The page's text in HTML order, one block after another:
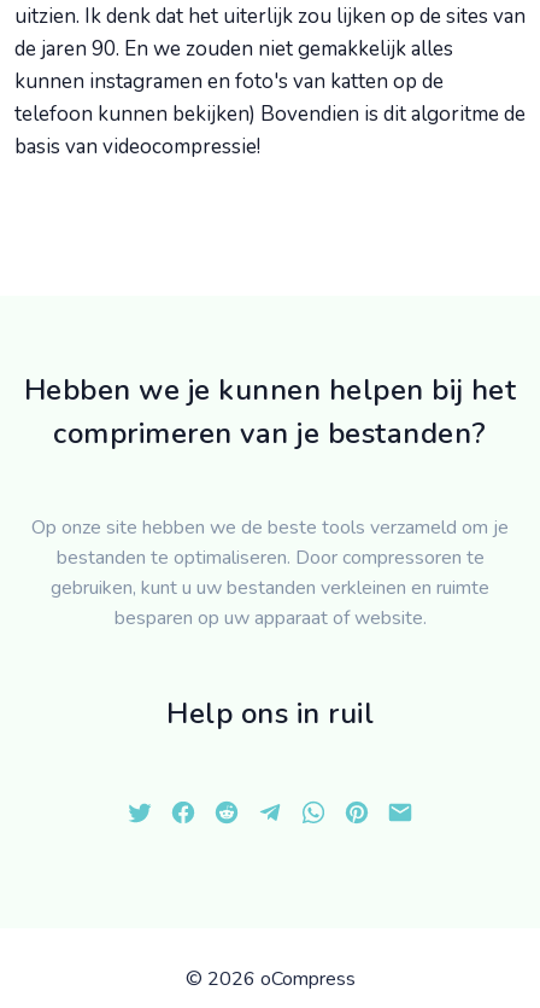
uitzien. Ik denk dat het uiterlijk zou lijken op de sites van
de jaren 90. En we zouden niet gemakkelijk alles
kunnen instagramen en foto's van katten op de
telefoon kunnen bekijken) Bovendien is dit algoritme de
basis van videocompressie!
Hebben we je kunnen helpen bij het
comprimeren van je bestanden?
Op onze site hebben we de beste tools verzameld om je
bestanden te optimaliseren. Door compressoren te
gebruiken, kunt u uw bestanden verkleinen en ruimte
besparen op uw apparaat of website.
Help ons in ruil
© 2026 oCompress